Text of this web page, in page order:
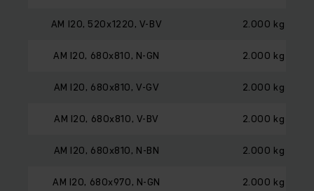
AM I20, 520x1220, V-BV 2.000 kg
AM I20, 680x810, N-GN 2.000 kg
AM I20, 680x810, V-GV 2.000 kg
AM I20, 680x810, V-BV 2.000 kg
AM I20, 680x810, N-BN 2.000 kg
AM I20, 680x970, N-GN 2.000 kg